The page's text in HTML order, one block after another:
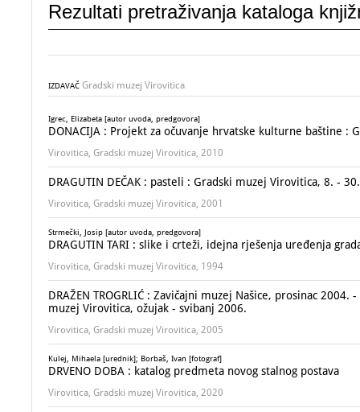
Rezultati pretraživanja kataloga
IZDAVAČ Gradski muzej Virovitica
Igrec, Elizabeta [autor uvoda, predgovora]
DONACIJA : Projekt za očuvanje hrvatske kulturne baštine
Virovitica, Gradski muzej Virovitica, 2010
DRAGUTIN DEČAK : pasteli : Gradski muzej Virovitica, 8. -
Virovitica, Gradski muzej Virovitica, 2001
Strmečki, Josip [autor uvoda, predgovora]
DRAGUTIN TARI : slike i crteži, idejna rješenja uređenja
Virovitica, Gradski muzej Virovitica, 1994
DRAŽEN TROGRLIĆ : Zavičajni muzej Našice, prosinac
muzej Virovitica, ožujak - svibanj 2006.
Virovitica, Gradski muzej Virovitica, 2005
Kulej, Mihaela [urednik]; Borbaš, Ivan [fotograf]
DRVENO DOBA : katalog predmeta novog stalnog postava
Virovitica, Gradski muzej Virovitica, 2020